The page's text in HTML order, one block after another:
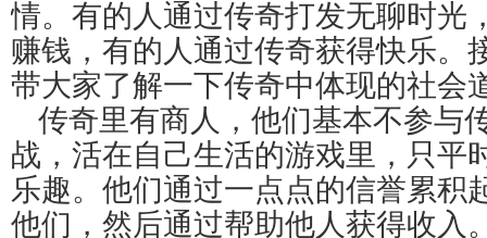
情。有的人通过传奇打发无聊时光
赚钱，有的人通过传奇获得快乐。
带大家了解一下传奇中体现的社会
传奇里有商人，他们基本不参与
战，活在自己生活的游戏里，只平
乐趣。他们通过一点点的信誉累积
他们，然后通过帮助他人获得收入